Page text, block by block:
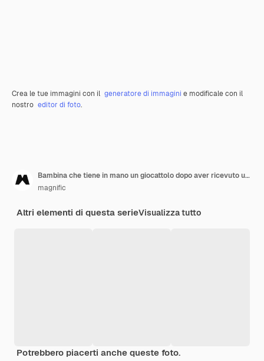
Crea le tue immagini con il generatore di immagini e modificale con il
nostro editor di foto.
Bambina che tiene in mano un giocattolo dopo aver ricevuto un vaccino
magnific
Altri elementi di questa serieVisualizza tutto
Potrebbero piacerti anche queste foto.